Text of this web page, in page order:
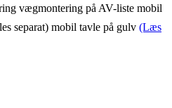
vægmontering på AV-liste mobil
separat) mobil tavle på gulv (Læs